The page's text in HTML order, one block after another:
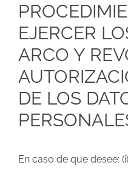
EJERCER
ARCO Y
DE LOS
En caso de que desee: